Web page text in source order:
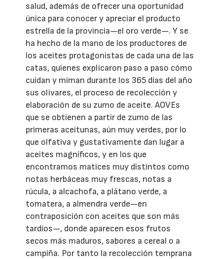
salud, además de ofrecer una oportunidad
única para conocer y apreciar el producto
estrella de la provincia—el oro verde—. Y se
ha hecho de la mano de los productores de
los aceites protagonistas de cada una de las
catas, quienes explicaron paso a paso cómo
cuidan y miman durante los 365 días del año
sus olivares, el proceso de recolección y
elaboración de su zumo de aceite. AOVEs
que se obtienen a partir de zumo de las
primeras aceitunas, aún muy verdes, por lo
que olfativa y gustativamente dan lugar a
aceites magníficos, y en los que
encontramos matices muy distintos como
notas herbáceas muy frescas, notas a
rúcula, a alcachofa, a plátano verde, a
tomatera, a almendra verde—en
contraposición con aceites que son más
tardíos—, donde aparecen esos frutos
secos más maduros, sabores a cereal o a
campiña. Por tanto la recolección temprana